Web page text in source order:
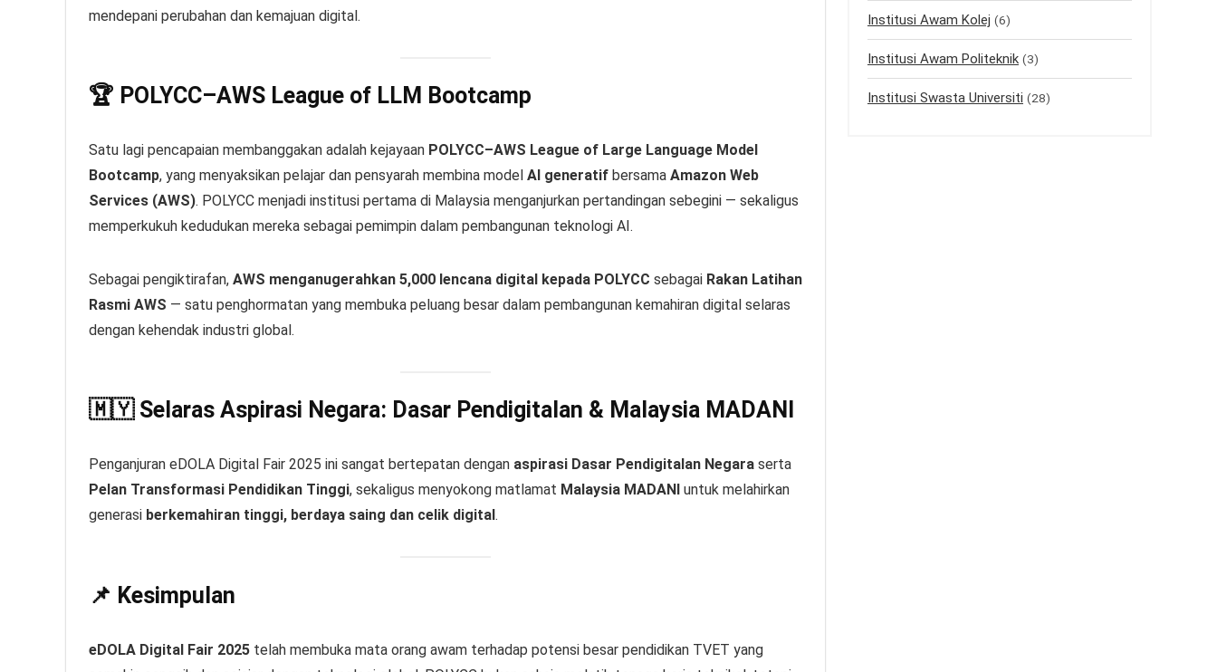
mendepani perubahan dan kemajuan digital.
🏆 POLYCC–AWS League of LLM Bootcamp
Satu lagi pencapaian membanggakan adalah kejayaan POLYCC–AWS League of Large Language Model
Bootcamp, yang menyaksikan pelajar dan pensyarah membina model AI generatif bersama Amazon Web
Services (AWS). POLYCC menjadi institusi pertama di Malaysia menganjurkan pertandingan sebegini — sekaligus
memperkukuh kedudukan mereka sebagai pemimpin dalam pembangunan teknologi AI.
Sebagai pengiktirafan, AWS menganugerahkan 5,000 lencana digital kepada POLYCC sebagai Rakan Latihan
Rasmi AWS — satu penghormatan yang membuka peluang besar dalam pembangunan kemahiran digital selaras
dengan kehendak industri global.
🇲🇾 Selaras Aspirasi Negara: Dasar Pendigitalan & Malaysia MADANI
Penganjuran eDOLA Digital Fair 2025 ini sangat bertepatan dengan aspirasi Dasar Pendigitalan Negara serta
Pelan Transformasi Pendidikan Tinggi, sekaligus menyokong matlamat Malaysia MADANI untuk melahirkan
generasi berkemahiran tinggi, berdaya saing dan celik digital .
📌 Kesimpulan
eDOLA Digital Fair 2025 telah membuka mata orang awam terhadap potensi besar pendidikan TVET yang
Institusi Awam Kolej (6)
Institusi Awam Politeknik (3)
Institusi Swasta Universiti (28)